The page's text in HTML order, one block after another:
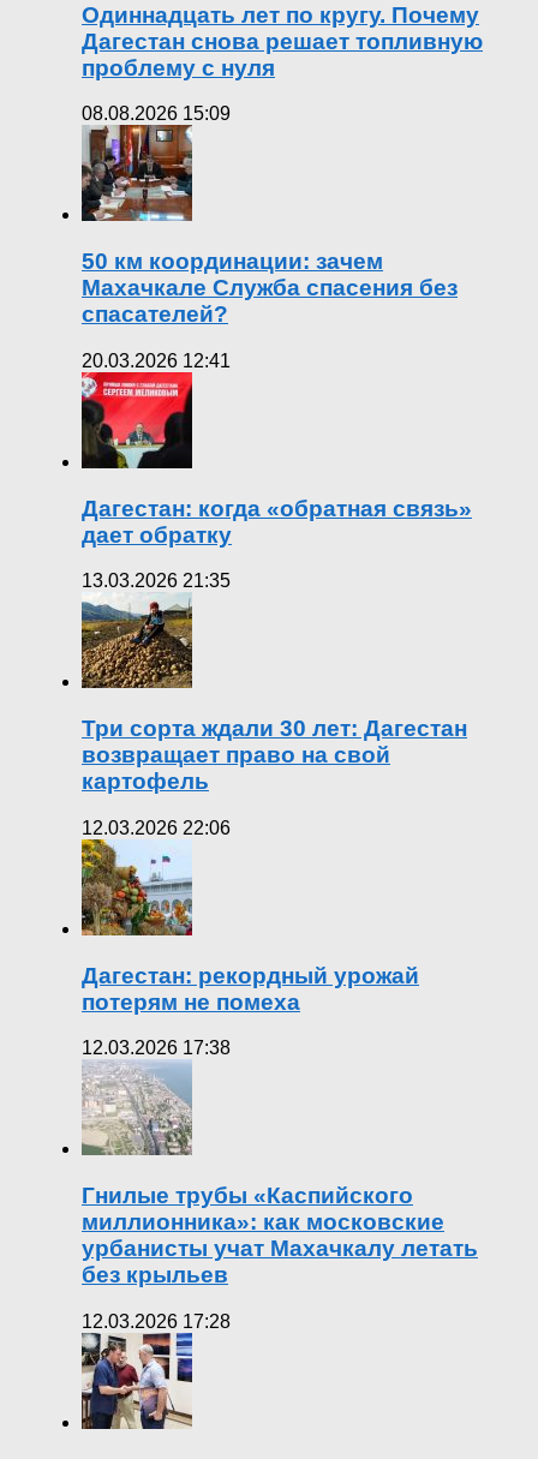
Одиннадцать лет по кругу. Почему
Дагестан снова решает топливную
проблему с нуля
08.08.2026 15:09
50 км координации: зачем
Махачкале Служба спасения без
спасателей?
20.03.2026 12:41
Дагестан: когда «обратная связь»
дает обратку
13.03.2026 21:35
Три сорта ждали 30 лет: Дагестан
возвращает право на свой
картофель
12.03.2026 22:06
Дагестан: рекордный урожай
потерям не помеха
12.03.2026 17:38
Гнилые трубы «Каспийского
миллионника»: как московские
урбанисты учат Махачкалу летать
без крыльев
12.03.2026 17:28